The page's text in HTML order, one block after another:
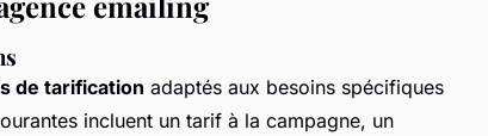
de tarification adaptés aux besoins spécifiques
incluent un tarif à la campagne, un